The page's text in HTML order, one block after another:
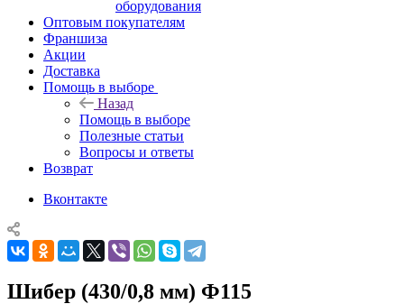
оборудования
Оптовым покупателям
Франшиза
Акции
Доставка
Помощь в выборе
Назад
Помощь в выборе
Полезные статьи
Вопросы и ответы
Возврат
Вконтакте
Шибер (430/0,8 мм) Ф115